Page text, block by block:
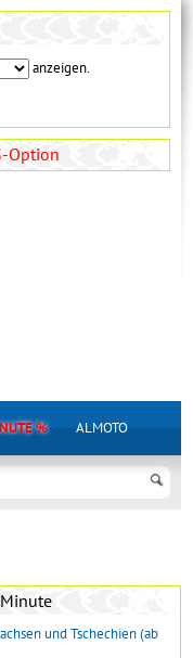
anzeigen.
Option
% ALMOTO
und Tschechien (ab